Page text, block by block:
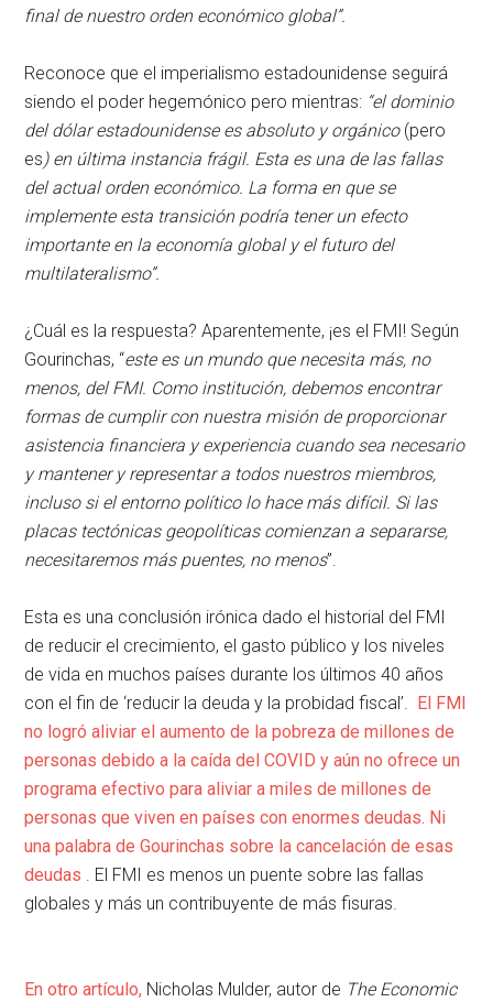
final de nuestro orden económico global”.
Reconoce que el imperialismo estadounidense seguirá
siendo el poder hegemónico pero mientras: “el dominio
del dólar estadounidense es absoluto y orgánico(pero
es) en última instancia frágil. Esta es una de las fallas
del actual orden económico. La forma en que se
implemente esta transición podría tener un efecto
importante en la economía global y el futuro del
multilateralismo”.
¿Cuál es la respuesta? Aparentemente, ¡es el FMI! Según
Gourinchas, “este es un mundo que necesita más, no
menos, del FMI. Como institución, debemos encontrar
formas de cumplir con nuestra misión de proporcionar
asistencia financiera y experiencia cuando sea necesario
y mantener y representar a todos nuestros miembros,
incluso si el entorno político lo hace más difícil. Si las
placas tectónicas geopolíticas comienzan a separarse,
necesitaremos más puentes, no menos”.
Esta es una conclusión irónica dado el historial del FMI
de reducir el crecimiento, el gasto público y los niveles
de vida en muchos países durante los últimos 40 años
con el fin de ‘reducir la deuda y la probidad fiscal’.
El FMI
no logró aliviar el aumento de la pobreza de millones de
personas debido a la caída del COVID y aún no ofrece un
programa efectivo para aliviar a miles de millones de
personas que viven en países con enormes deudas. Ni
una palabra de Gourinchas sobre la cancelación de esas
deudas . El FMI es menos un puente sobre las fallas
globales y más un contribuyente de más fisuras.
En otro artículo, Nicholas Mulder, autor de The Economic